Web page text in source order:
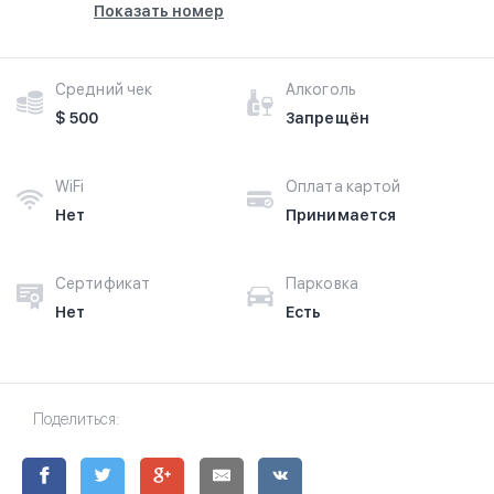
Показать номер
Средний чек
$ 500
Алкоголь
Запрещён
WiFi
Нет
Оплата картой
Принимается
Сертификат
Нет
Парковка
Есть
Поделиться: